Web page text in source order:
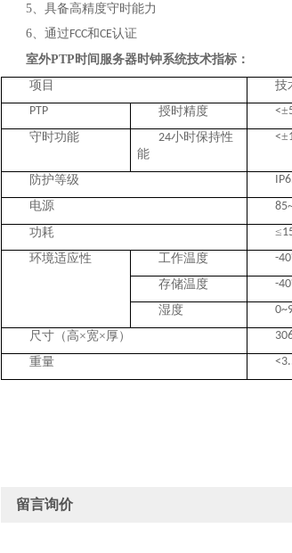
5、具备高精度守时能力
6、通过FCC和CE认证
室外PTP时间服务器时钟系统技术指标：
项目
技
PTP
授时精度 <±
守时功能
24小时保持性
能
<±
防护等级
电源
功耗
≤
环境适应性
工作温度 -40
存储温度
-40
湿度
尺寸（高×宽×厚）
重量
留言询价